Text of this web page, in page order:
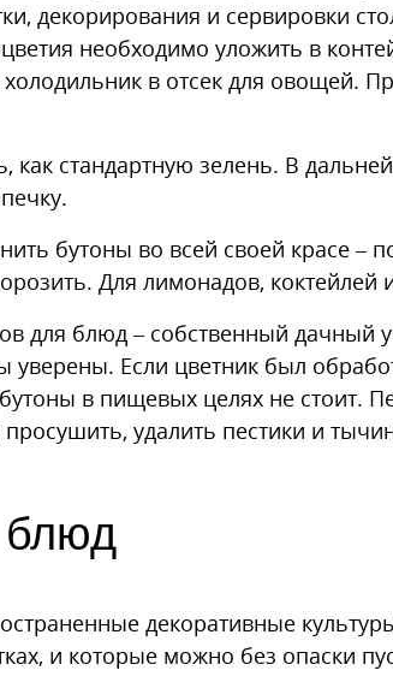
декорирования и сервировки
необходимо уложить в
в отсек для овощей.
как стандартную зелень. В
бутоны во всей своей красе –
Для лимонадов, коктейлей
для блюд – собственный дачный
уверены. Если цветник был
в пищевых целях не стоит.
удалить пестики и
блюд
декоративные
и которые можно без опаски